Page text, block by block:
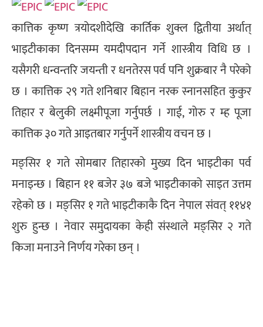
कात्तिक कृष्ण त्रयोदशीदेखि कार्तिक शुक्ल द्वितीया अर्थात्
भाइटीकाका दिनसम्म यमदीपदान गर्ने शास्त्रीय विधि छ ।
यसैगरी धन्वन्तरि जयन्ती र धनतेरस पर्व पनि शुक्रबार नै परेको
छ । कात्तिक २९ गते शनिबार बिहान नरक स्नानसहित कुकुर
तिहार र बेलुकी लक्ष्मीपूजा गर्नुपर्छ । गाई, गोरु र म्ह पूजा
कात्तिक ३० गते आइतबार गर्नुपर्ने शास्त्रीय वचन छ ।
मङ्सिर १ गते सोमबार तिहारको मुख्य दिन भाइटीका पर्व
मनाइन्छ । बिहान ११ बजेर ३७ बजे भाइटीकाको साइत उत्तम
रहेको छ । मङ्सिर १ गते भाइटीकाकै दिन नेपाल संवत् ११४१
शुरु हुन्छ । नेवार समुदायका केही संस्थाले मङ्सिर २ गते
किजा मनाउने निर्णय गरेका छन् ।